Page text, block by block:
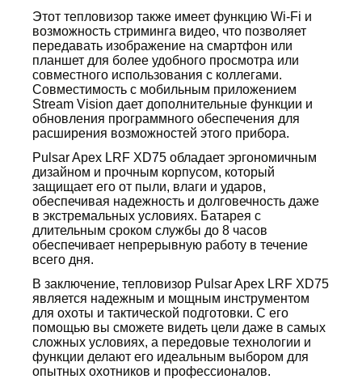
Этот тепловизор также имеет функцию Wi-Fi и
возможность стриминга видео, что позволяет
передавать изображение на смартфон или
планшет для более удобного просмотра или
совместного использования с коллегами.
Совместимость с мобильным приложением
Stream Vision дает дополнительные функции и
обновления программного обеспечения для
расширения возможностей этого прибора.
Pulsar Apex LRF XD75 обладает эргономичным
дизайном и прочным корпусом, который
защищает его от пыли, влаги и ударов,
обеспечивая надежность и долговечность даже
в экстремальных условиях. Батарея с
длительным сроком службы до 8 часов
обеспечивает непрерывную работу в течение
всего дня.
В заключение, тепловизор Pulsar Apex LRF XD75
является надежным и мощным инструментом
для охоты и тактической подготовки. С его
помощью вы сможете видеть цели даже в самых
сложных условиях, а передовые технологии и
функции делают его идеальным выбором для
опытных охотников и профессионалов.